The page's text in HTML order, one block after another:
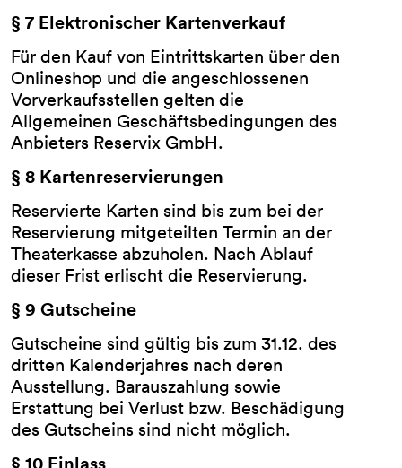
§ 7 Elektronischer Kartenverkauf
Für den Kauf von Eintrittskarten über den
Onlineshop und die angeschlossenen
Vorverkaufsstellen gelten die
Allgemeinen Geschäftsbedingungen des
Anbieters Reservix GmbH.
§ 8 Kartenreservierungen
Reservierte Karten sind bis zum bei der
Reservierung mitgeteilten Termin an der
Theaterkasse abzuholen. Nach Ablauf
dieser Frist erlischt die Reservierung.
§ 9 Gutscheine
Gutscheine sind gültig bis zum 31.12. des
dritten Kalenderjahres nach deren
Ausstellung. Barauszahlung sowie
Erstattung bei Verlust bzw. Beschädigung
des Gutscheins sind nicht möglich.
§ 10 Einlass